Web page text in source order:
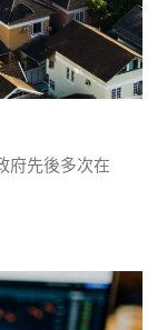
府先後多次在